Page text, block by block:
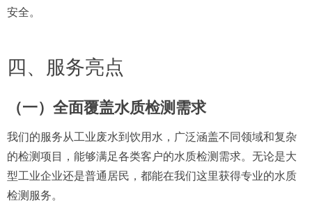
安全。
四、服务亮点
（一）全面覆盖水质检测需求
我们的服务从工业废水到饮用水，广泛涵盖不同领域和复杂
的检测项目，能够满足各类客户的水质检测需求。无论是大
型工业企业还是普通居民，都能在我们这里获得专业的水质
检测服务。